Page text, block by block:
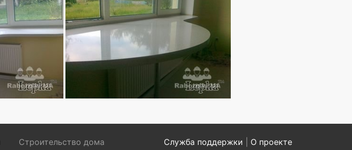
Строительство дома
Служба поддержки О проекте